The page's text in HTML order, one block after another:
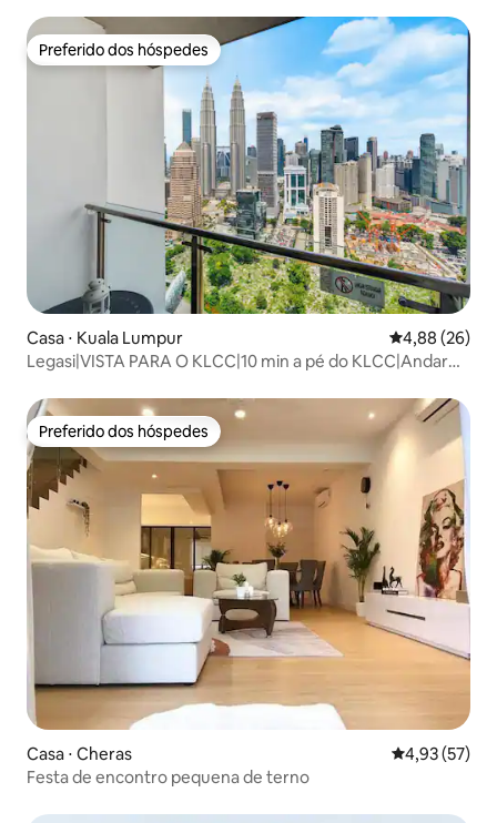
Preferido dos hóspedes
Preferido dos hóspedes
Casa ⋅ Kuala Lumpur 4,88 de uma
4,88 (26)
Legasi|VISTA PARA O KLCC|10 min a pé do KLCC|Andar
Preferido dos hóspedes
Preferido dos hóspedes
Casa ⋅ Cheras 4,93 de uma
4,93 (57)
Festa de encontro pequena de terno